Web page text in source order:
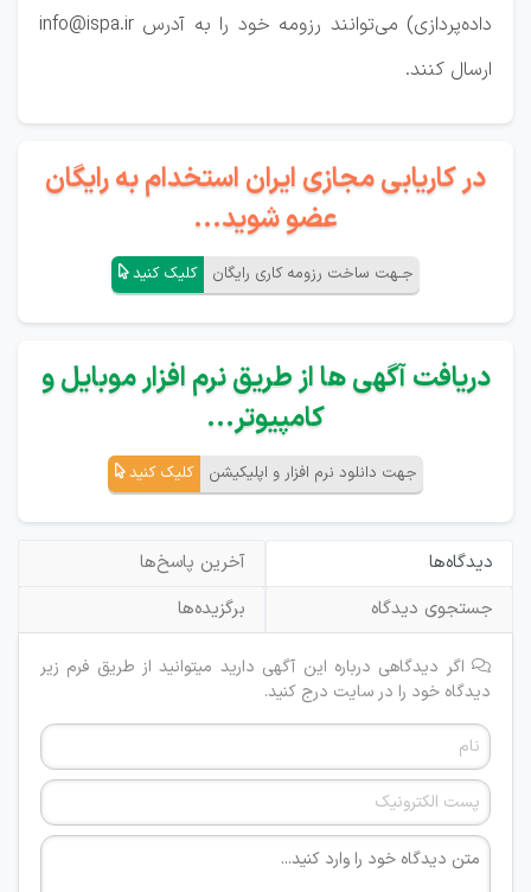
داده‌پردازی) می‌توانند رزومه خود را به آدرس info@ispa.ir
ارسال کنند.
در کاریابی مجازی ایران استخدام به رایگان
عضو شوید...
جـهت ساخت رزومه کاری رایگان کلیک کنید
دریافت آگهی ها از طریق نرم افزار موبایل و
کامپیوتر...
جهت دانلود نرم افزار و اپلیکیشن کلیک کنید
دیدگاه‌ها
آخرین پاسخ‌ها
جستجوی دیدگاه
برگزیده‌ها
اگر دیدگاهی درباره این آگهی دارید میتوانید از طریق فرم زیر
دیدگاه خود را در سایت درج کنید.